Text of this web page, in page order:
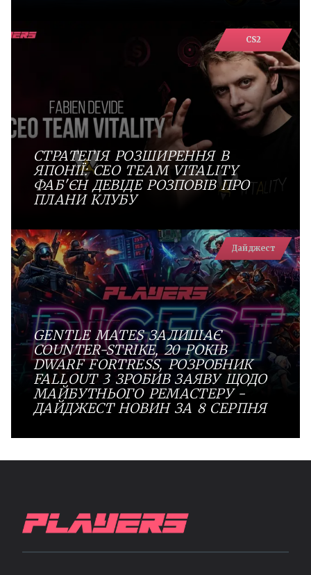
CS2
СТРАТЕГІЯ РОЗШИРЕННЯ В
ЯПОНІЇ: СEO TEAM VITALITY
ФАБ'ЄН ДЕВІДЕ РОЗПОВІВ ПРО
ПЛАНИ КЛУБУ
Дайджест
GENTLE MATES ЗАЛИШАЄ
COUNTER-STRIKE, 20 РОКІВ
DWARF FORTRESS, РОЗРОБНИК
FALLOUT 3 ЗРОБИВ ЗАЯВУ ЩОДО
МАЙБУТНЬОГО РЕМАСТЕРУ -
ДАЙДЖЕСТ НОВИН ЗА 8 СЕРПНЯ